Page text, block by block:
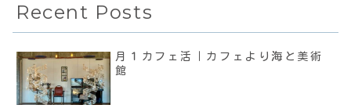
Recent Posts
月１カフェ活｜カフェより海と美術
館